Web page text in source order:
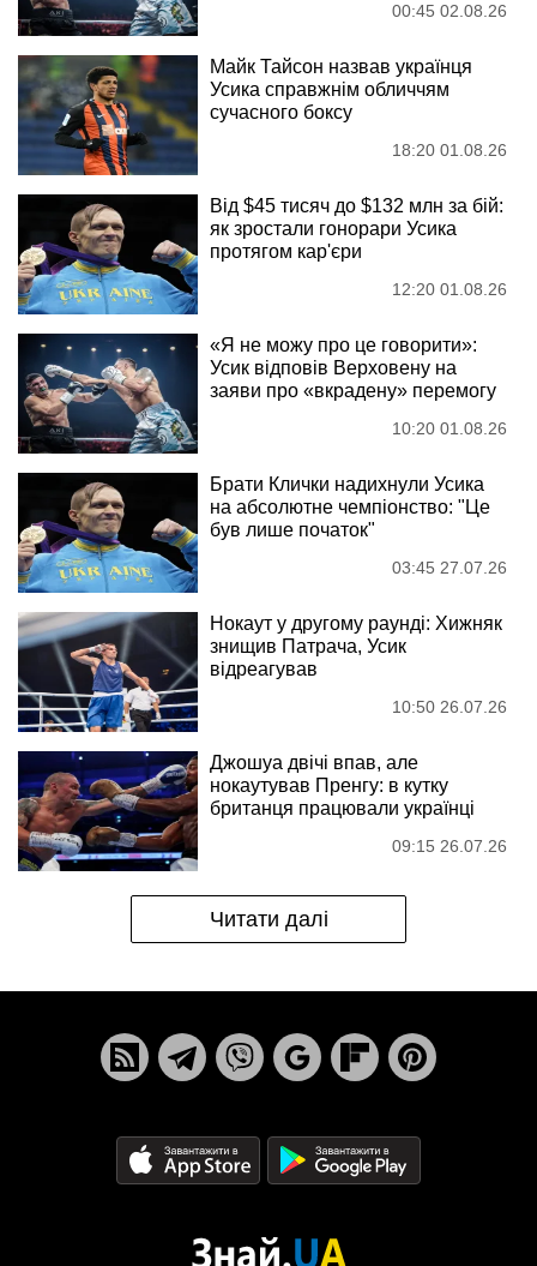
00:45 02.08.26
Майк Тайсон назвав українця
Усика справжнім обличчям
сучасного боксу
18:20 01.08.26
Від $45 тисяч до $132 млн за бій:
як зростали гонорари Усика
протягом кар'єри
12:20 01.08.26
«Я не можу про це говорити»:
Усик відповів Верховену на
заяви про «вкрадену» перемогу
10:20 01.08.26
Брати Клички надихнули Усика
на абсолютне чемпіонство: "Це
був лише початок"
03:45 27.07.26
Нокаут у другому раунді: Хижняк
знищив Патрача, Усик
відреагував
10:50 26.07.26
Джошуа двічі впав, але
нокаутував Пренгу: в кутку
британця працювали українці
09:15 26.07.26
Читати далі